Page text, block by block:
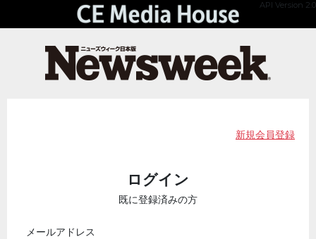
API Version 2.0
新規会員登録
ログイン
既に登録済みの方
メールアドレス